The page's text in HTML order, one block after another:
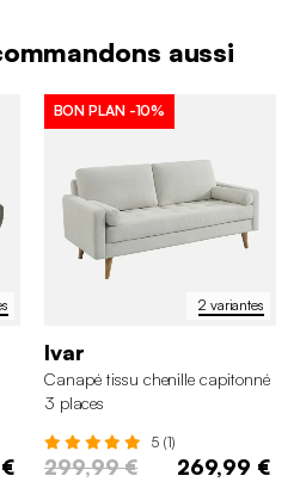
aussi
2 variantes
BON PLAN -10%
Ivar
Canapé tissu chenille capitonné
3 places
5 (1)
299,99 € 269,99 €